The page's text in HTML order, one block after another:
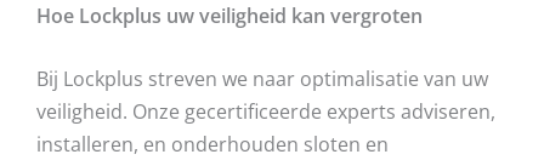
Hoe Lockplus uw veiligheid kan vergroten
Bij Lockplus streven we naar optimalisatie van uw
veiligheid. Onze gecertificeerde experts adviseren,
installeren, en onderhouden sloten en